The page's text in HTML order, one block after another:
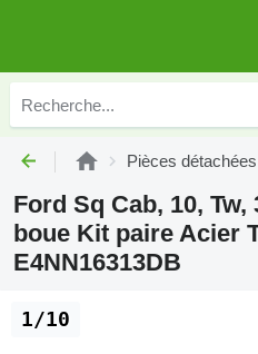
Pièces détachées
Ford Sq Cab, 10, Tw,
boue Kit paire Acier
E4NN16313DB
1/10